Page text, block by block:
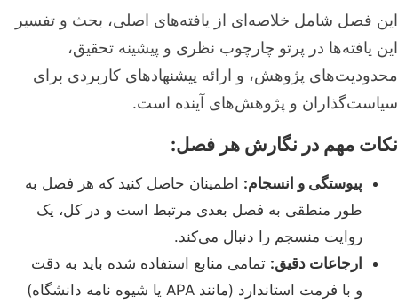
این فصل شامل خلاصه‌ای از یافته‌های اصلی، بحث و تفسیر
این یافته‌ها در پرتو چارچوب نظری و پیشینه تحقیق،
محدودیت‌های پژوهش، و ارائه پیشنهادهای کاربردی برای
سیاست‌گذاران و پژوهش‌های آینده است.
نکات مهم در نگارش هر فصل:
پیوستگی و انسجام: اطمینان حاصل کنید که هر فصل به
طور منطقی به فصل بعدی مرتبط است و در کل، یک
روایت منسجم را دنبال می‌کند.
ارجاعات دقیق: تمامی منابع استفاده شده باید به دقت
و با فرمت استاندارد (مانند APA یا شیوه نامه دانشگاه)